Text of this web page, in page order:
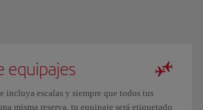
equipajes
incluya escalas y siempre que todos tus
misma reserva, tu equipaje será etiquetado